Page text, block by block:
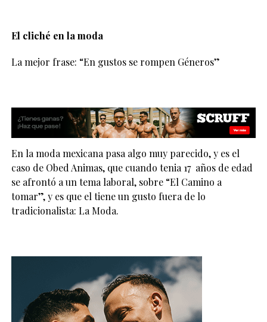
El cliché en la moda
La mejor frase: “En gustos se rompen Géneros”
En la moda mexicana pasa algo muy parecido, y es el
caso de Obed Animas, que cuando tenia 17 años de edad
se afrontó a un tema laboral, sobre “El Camino a
tomar”, y es que el tiene un gusto fuera de lo
tradicionalista: La Moda.